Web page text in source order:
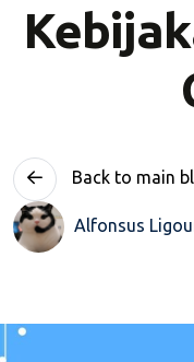
Back to main
Alfonsus